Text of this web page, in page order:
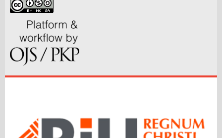
Hahn, R., Reimsbach, D. y Schiemann, F. (2015).
Reviewing the Literature on Carbon Disclosure".
Organization and Environment
https://doi.org/10.1177/1086026615575542
DOI:https://doi.org/10.1177/1086026615575542
Hambrick, D. C. y Abrahamson, E. (2017)."Assessing